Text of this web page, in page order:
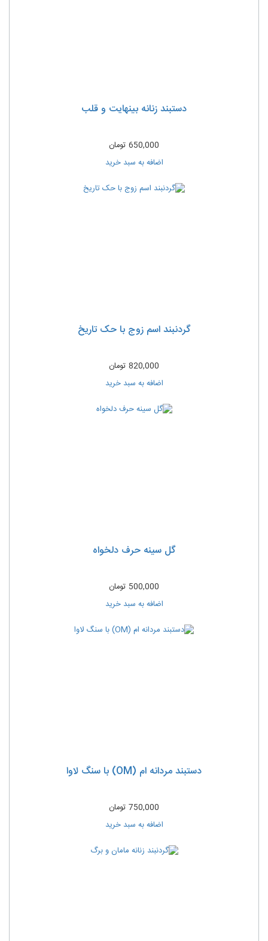
دستبند زنانه بینهایت و قلب
650,000 تومان
اضافه به سبد خرید
گردنبند اسم زوج با حک تاریخ
820,000 تومان
اضافه به سبد خرید
گل سینه حرف دلخواه
500,000 تومان
اضافه به سبد خرید
دستبند مردانه ام (OM) با سنگ لاوا
750,000 تومان
اضافه به سبد خرید